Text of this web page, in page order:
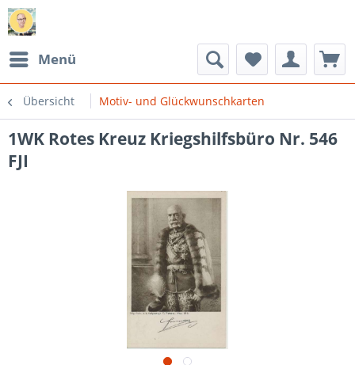
Menü
Übersicht Motiv- und Glückwunschkarten
1WK Rotes Kreuz Kriegshilfsbüro Nr. 546
FJI